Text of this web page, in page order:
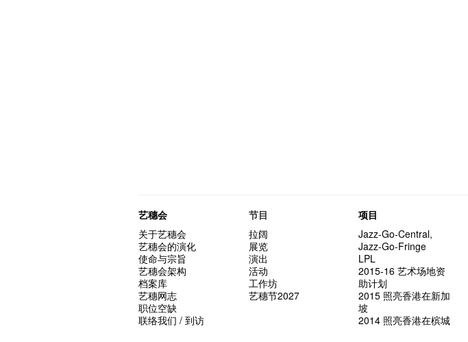
艺穗会
关于艺穗会
艺穗会的演化
使命与宗旨
艺穗会架构
档案库
艺穗网志
职位空缺
联络我们 / 到访
节目
拉阔
展览
演出
活动
工作坊
艺穗节2027
项目
Jazz-Go-Central,
Jazz-Go-Fringe
LPL
2015-16 艺术场地资
助计划
2015 照亮香港在新加
坡
2014 照亮香港在槟城